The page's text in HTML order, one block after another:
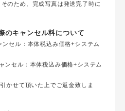
のため、完成写真は発送完了時に
のキャンセル料について
セル：本体税込み価格+システム
ンセル：本体税込み価格+システム
かせて頂いた上でご返金致しま